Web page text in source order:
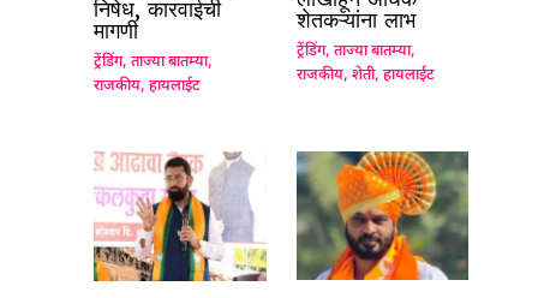
निषेध, कारवाईची
मागणी
ट्रेंडिंग,ताज्या बातम्या,
राजकीय,हायलाईट
शेतकऱ्यांना लाभ
ट्रेंडिंग, ताज्या बातम्या,
राजकीय, शेती, हायलाईट